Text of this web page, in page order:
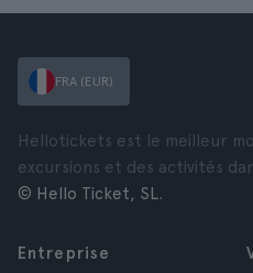
FRA (EUR)
Hellotickets est le meilleur
excursions et des activités
© Hello Ticket, SL.
Entreprise